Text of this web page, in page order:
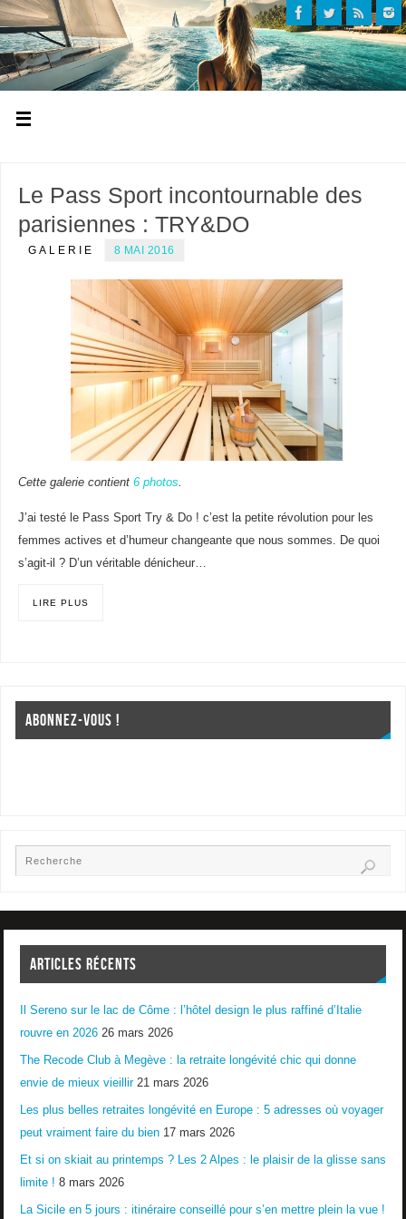
Le Pass Sport incontournable des
parisiennes : TRY&DO
GALERIE 8 MAI 2016
Cette galerie contient 6 photos.
J’ai testé le Pass Sport Try & Do ! c’est la petite révolution pour les
femmes actives et d’humeur changeante que nous sommes. De quoi
s’agit-il ? D’un véritable dénicheur…
LIRE PLUS
ABONNEZ-VOUS !
ARTICLES RÉCENTS
Il Sereno sur le lac de Côme : l’hôtel design le plus raffiné d’Italie
rouvre en 2026 26 mars 2026
The Recode Club à Megève : la retraite longévité chic qui donne
envie de mieux vieillir 21 mars 2026
Les plus belles retraites longévité en Europe : 5 adresses où voyager
peut vraiment faire du bien 17 mars 2026
Et si on skiait au printemps ? Les 2 Alpes : le plaisir de la glisse sans
limite ! 8 mars 2026
La Sicile en 5 jours : itinéraire conseillé pour s’en mettre plein la vue !